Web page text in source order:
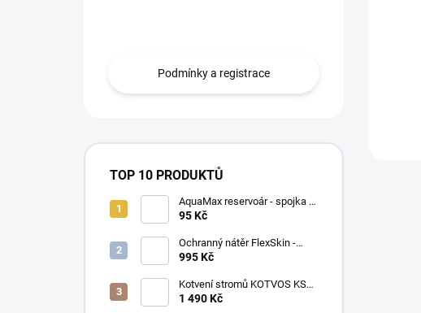
Podmínky a registrace
TOP 10 PRODUKTŮ
AquaMax reservoár - spojka 3
mm
95 Kč
Ochranný nátěr FlexSkin -
kyblík
995 Kč
Kotvení stromů KOTVOS KSK-
Z - set
1 490 Kč